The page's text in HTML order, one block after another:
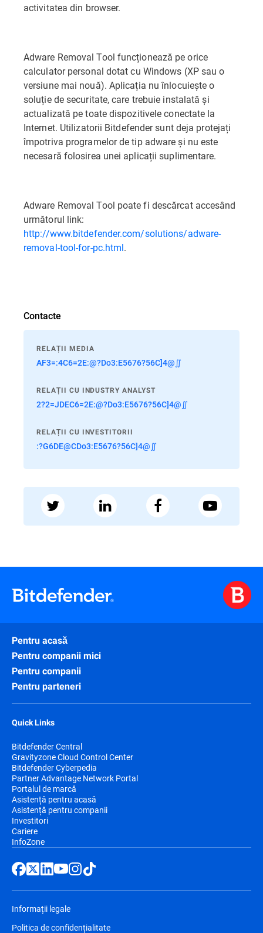
activitatea din browser.
Adware Removal Tool funcționează pe orice
calculator personal dotat cu Windows (XP sau o
versiune mai nouă). Aplicația nu înlocuiește o
soluție de securitate, care trebuie instalată și
actualizată pe toate dispozitivele conectate la
Internet. Utilizatorii Bitdefender sunt deja protejați
împotriva programelor de tip adware și nu este
necesară folosirea unei aplicații suplimentare.
Adware Removal Tool poate fi descărcat accesând
următorul link:
http://www.bitdefender.com/solutions/adware-
removal-tool-for-pc.html.
Contacte
RELAȚII MEDIA
AF3=:4C6=2E:@?Do3:E5676?56C]4@∬
RELAȚII CU INDUSTRY ANALYST
2?2=JDEC6=2E:@?Do3:E5676?56C]4@∬
RELAȚII CU INVESTITORII
:?G6DE@CDo3:E5676?56C]4@∬
Pentru acasă
Pentru companii mici
Pentru companii
Pentru parteneri
Quick Links
Bitdefender Central
Gravityzone Cloud Control Center
Bitdefender Cyberpedia
Partner Advantage Network Portal
Portalul de marcă
Asistență pentru acasă
Asistență pentru companii
Investitori
Cariere
InfoZone
Informații legale
Politica de confidențialitate